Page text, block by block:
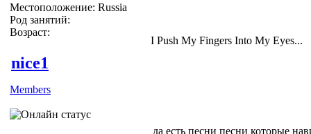
Местоположение: Russia
Род занятий:
Возраст:
I Push My Fingers Into My Eyes...
nice1
Members
да есть песни песни которые